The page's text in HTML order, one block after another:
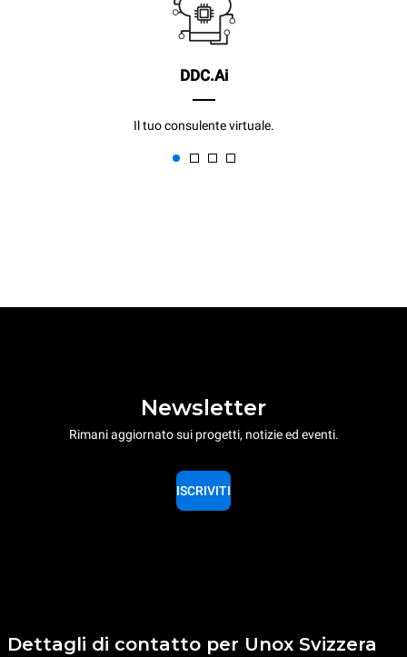
DDC.Ai
Il tuo consulente virtuale.
Newsletter
Rimani aggiornato sui progetti, notizie ed eventi.
ISCRIVITI
Dettagli di contatto per Unox Svizzera